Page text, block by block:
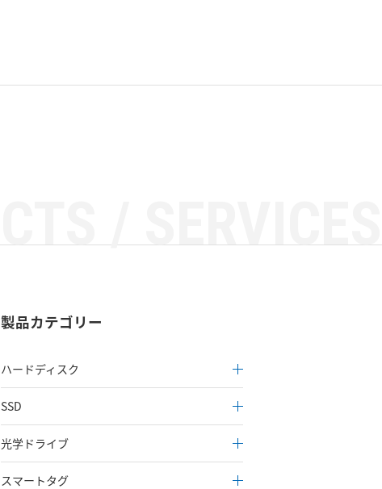
製品カテゴリー
ハードディスク
SSD
光学ドライブ
スマートタグ